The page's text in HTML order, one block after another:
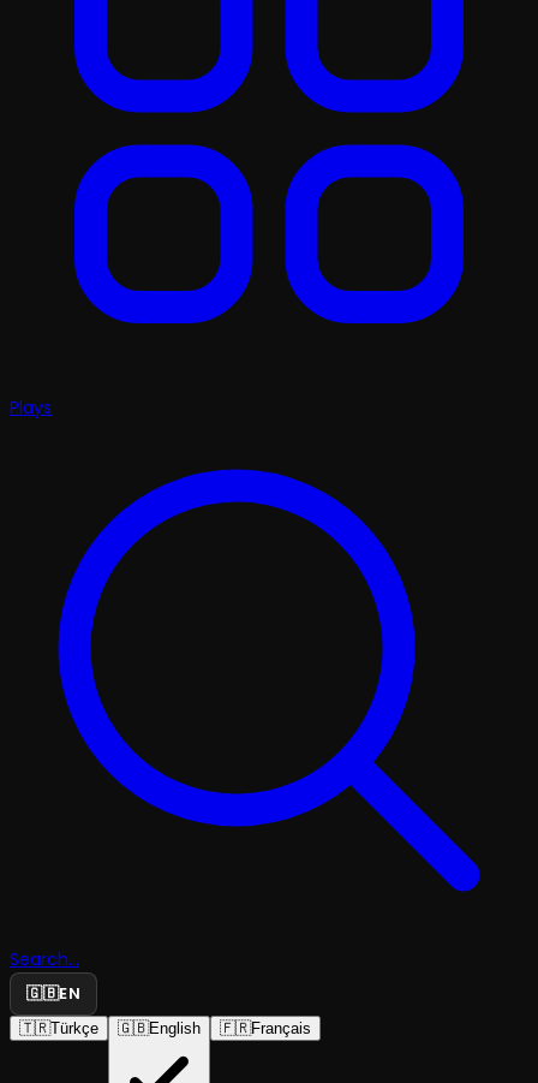
Plays
Search...
🇬🇧EN
🇹🇷Türkçe 🇬🇧English 🇫🇷Français